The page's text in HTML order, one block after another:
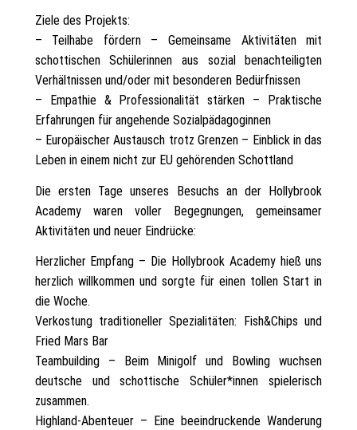
Ziele des Projekts:
– Teilhabe fördern – Gemeinsame Aktivitäten mit
schottischen Schülerinnen aus sozial benachteiligten
Verhältnissen und/oder mit besonderen Bedürfnissen
– Empathie & Professionalität stärken – Praktische
Erfahrungen für angehende Sozialpädagoginnen
– Europäischer Austausch trotz Grenzen – Einblick in das
Leben in einem nicht zur EU gehörenden Schottland
Die ersten Tage unseres Besuchs an der Hollybrook
Academy waren voller Begegnungen, gemeinsamer
Aktivitäten und neuer Eindrücke:
Herzlicher Empfang – Die Hollybrook Academy hieß uns
herzlich willkommen und sorgte für einen tollen Start in
die Woche.
Verkostung traditioneller Spezialitäten: Fish&Chips und
Fried Mars Bar
Teambuilding – Beim Minigolf und Bowling wuchsen
deutsche und schottische Schüler*innen spielerisch
zusammen.
Highland-Abenteuer – Eine beeindruckende Wanderung